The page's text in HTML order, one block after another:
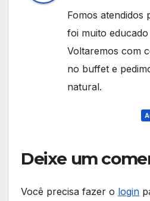
Fomos atendidos
foi muito
Voltaremos com
no buffet e
natural.
Deixe um
Você precisa fazer o login